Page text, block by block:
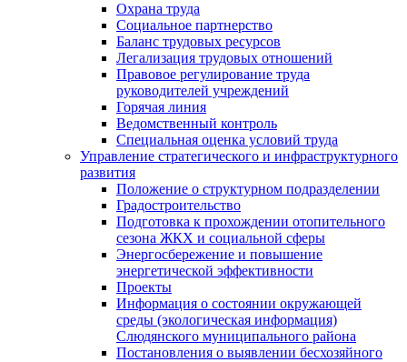
Охрана труда
Социальное партнерство
Баланс трудовых ресурсов
Легализация трудовых отношений
Правовое регулирование труда
руководителей учреждений
Горячая линия
Ведомственный контроль
Специальная оценка условий труда
Управление стратегического и инфраструктурного
развития
Положение о структурном подразделении
Градостроительство
Подготовка к прохождении отопительного
сезона ЖКХ и социальной сферы
Энергосбережение и повышение
энергетической эффективности
Проекты
Информация о состоянии окружающей
среды (экологическая информация)
Слюдянского муниципального района
Постановления о выявлении бесхозяйного